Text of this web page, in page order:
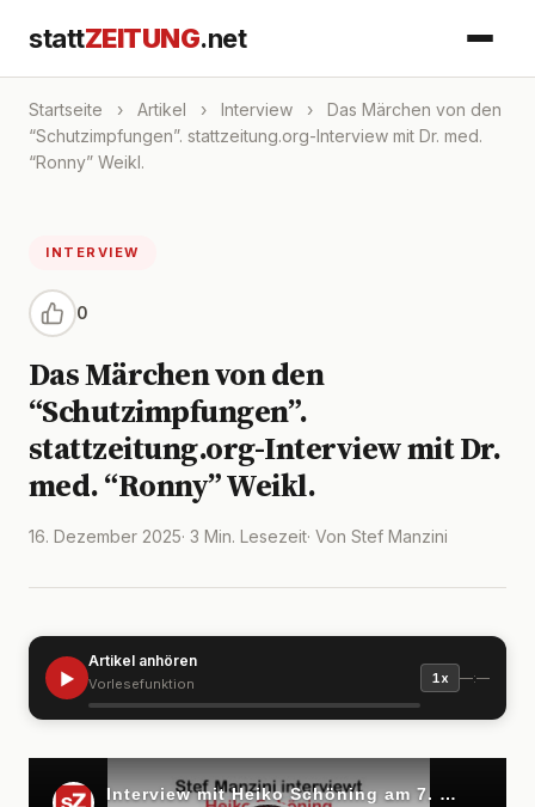
stattZEITUNG.net
Startseite › Artikel › Interview ›
Das Märchen von den
“Schutzimpfungen”. stattzeitung.org-Interview mit Dr. med.
“Ronny” Weikl.
INTERVIEW
0
Das Märchen von den
“Schutzimpfungen”.
stattzeitung.org-Interview mit Dr.
med. “Ronny” Weikl.
16. Dezember 2025· 3 Min. Lesezeit· Von Stef Manzini
▶
Artikel anhören
Vorlesefunktion 1x —:—